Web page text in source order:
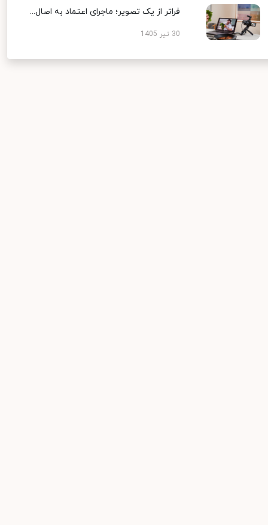
فراتر از یک تصویر؛ ماجرای اعتماد به اصال...
30 تیر 1405